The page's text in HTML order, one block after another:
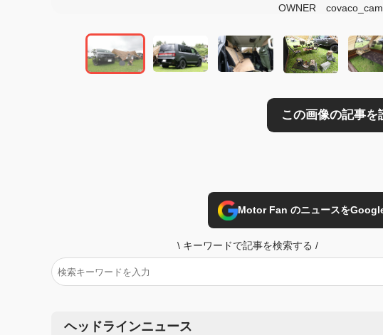
OWNER
Motor Fan のニュースを
\ キーワードで記事を検索する /
ヘッドラインニュース